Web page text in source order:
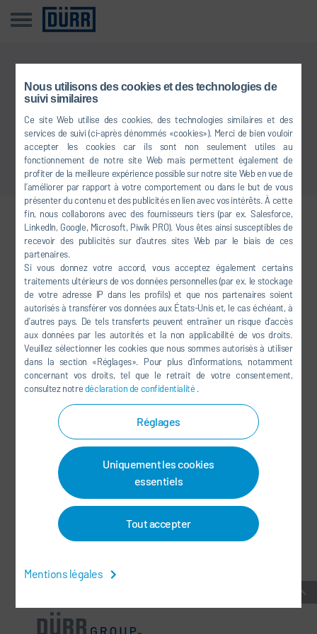
Nous utilisons des cookies et des technologies de
suivi similaires
Ce site Web utilise des cookies, des technologies similaires et des
services de suivi (ci-après dénommés «cookies»). Merci de bien vouloir
accepter les cookies car ils sont non seulement utiles au
fonctionnement de notre site Web mais permettent également de
profiter de la meilleure expérience possible sur notre site Web en vue de
l’améliorer par rapport à votre comportement ou dans le but de vous
présenter du contenu et des publicités en lien avec vos intérêts. À cette
fin, nous collaborons avec des fournisseurs tiers (par ex. Salesforce,
LinkedIn, Google, Microsoft, Piwik PRO). Vous êtes ainsi susceptibles de
recevoir des publicités sur d’autres sites Web par le biais de ces
partenaires.
Si vous donnez votre accord, vous acceptez également certains
traitements ultérieurs de vos données personnelles (par ex. le stockage
de votre adresse IP dans les profils) et que nos partenaires soient
autorisés à transférer vos données aux États-Unis et, le cas échéant, à
d’autres pays. De tels transferts peuvent entraîner un risque d’accès
aux données par les autorités et la non applicabilité de vos droits.
Veuillez sélectionner les cookies que nous sommes autorisés à utiliser
dans la section «Réglages». Pour plus d’informations, notamment
concernant vos droits, tel que le retrait de votre consentement,
consultez notredéclaration de confidentialité .
Réglages
Uniquement les cookies
essentiels
Tout accepter
Mentions légales
Cette information n’est pas disponible dans votre langue
Retour à l'aperçu
Venez nous rejoindre sur les
réseaux sociaux
FACEBOOK
YOUTUBE
LINKEDIN
INSTAGRAM
RÉSEAUX SOCIAUX
BULLETIN D'INFORMATION
CONTACT / SITES